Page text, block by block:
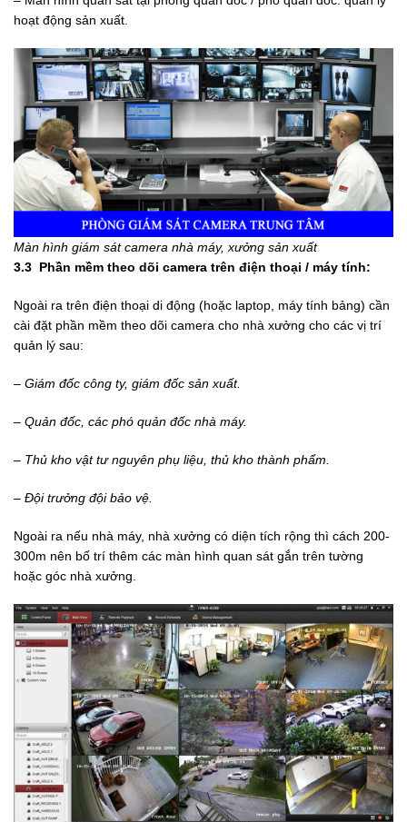
hoạt động sản xuất.
Màn hình giám sát camera nhà máy, xưởng sản xuất
3.3 Phần mềm theo dõi camera trên điện thoại / máy tính:
Ngoài ra trên điện thoại di động (hoặc laptop, máy tính bảng) cần
cài đặt phần mềm theo dõi camera cho nhà xưởng cho các vị trí
quản lý sau:
– Giám đốc công ty, giám đốc sản xuất.
– Quản đốc, các phó quản đốc nhà máy.
– Thủ kho vật tư nguyên phụ liệu, thủ kho thành phẩm.
– Đội trưởng đội bảo vệ.
Ngoài ra nếu nhà máy, nhà xưởng có diện tích rộng thì cách 200-
300m nên bố trí thêm các màn hình quan sát gắn trên tường
hoặc góc nhà xưởng.